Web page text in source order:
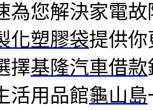
為您解決家電
化塑膠袋提供
擇基隆汽車借款
活用品館龜山島